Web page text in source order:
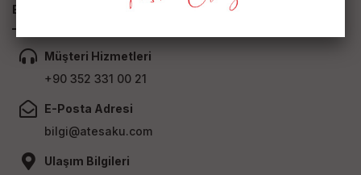
Bize Ulaşın
Müşteri Hizmetleri
+90 352 331 00 21
E-Posta Adresi
bilgi@atesaku.com
Ulaşım Bilgileri